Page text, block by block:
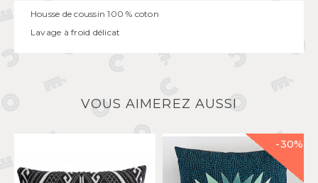
Housse de coussin 100 % coton
Lavage à froid délicat
VOUS AIMEREZ AUSSI
-30%